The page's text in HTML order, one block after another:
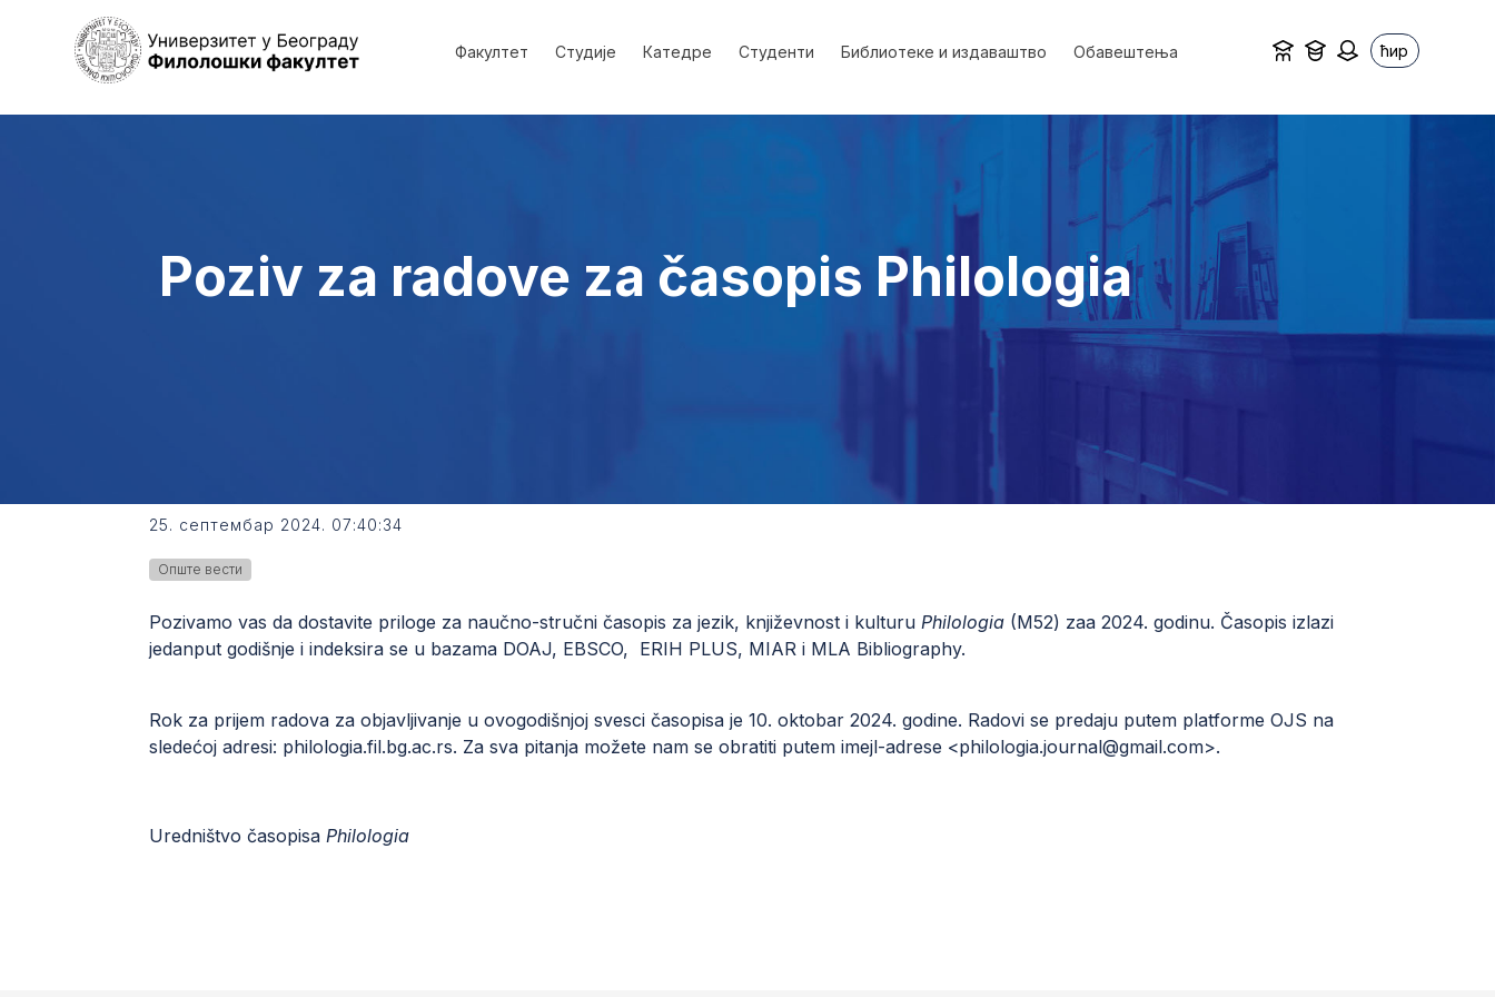
Факултет Студије Катедре Студенти Библиотеке и издаваштво Обавештења ћир
Poziv za radove za časopis Philologia
25. септембар 2024. 07:40:34
Опште вести
Pozivamo vas da dostavite priloge za naučno-stručni časopis za jezik, književnost i kulturuPhilologia (M52) zaa 2024. godinu. Časopis izlazi
jedanput godišnje i indeksira se u bazama DOAJ, EBSCO, ERIH PLUS, MIAR i MLA Bibliography.
Rok za prijem radova za objavljivanje u ovogodišnjoj svesci časopisa je 10. oktobar 2024. godine. Radovi se predaju putem platforme OJS na
sledećoj adresi: philologia.fil.bg.ac.rs. Za sva pitanja možete nam se obratiti putem imejl-adrese <philologia.journal@gmail.com>.
Uredništvo časopisaPhilologia